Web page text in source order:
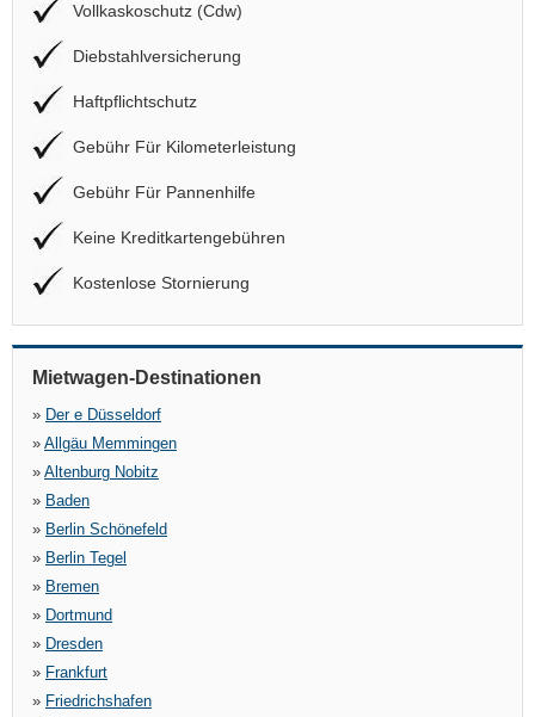
Vollkaskoschutz (Cdw)
Diebstahlversicherung
Haftpflichtschutz
Gebühr Für Kilometerleistung
Gebühr Für Pannenhilfe
Keine Kreditkartengebühren
Kostenlose Stornierung
Mietwagen-Destinationen
» Der e Düsseldorf
» Allgäu Memmingen
» Altenburg Nobitz
» Baden
» Berlin Schönefeld
» Berlin Tegel
» Bremen
» Dortmund
» Dresden
» Frankfurt
» Friedrichshafen